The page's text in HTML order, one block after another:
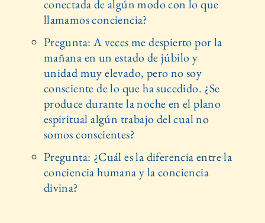
conectada de algún modo con lo que
llamamos conciencia?
Pregunta: A veces me despierto por la
mañana en un estado de júbilo y
unidad muy elevado, pero no soy
consciente de lo que ha sucedido. ¿Se
produce durante la noche en el plano
espiritual algún trabajo del cual no
somos conscientes?
Pregunta: ¿Cuál es la diferencia entre la
conciencia humana y la conciencia
divina?